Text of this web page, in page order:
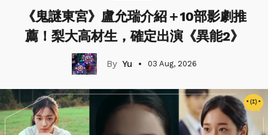
《鬼謎東宮》盧允瑞介紹＋10部影劇推
薦！梨大高材生，確定出演《異能2》
Yu 03 Aug, 2026